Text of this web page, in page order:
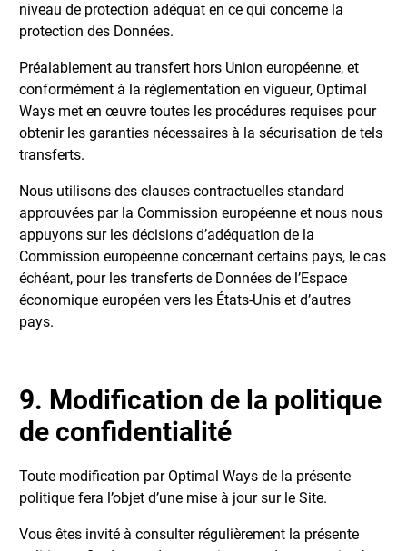
niveau de protection adéquat en ce qui concerne la
protection des Données.
Préalablement au transfert hors Union européenne, et
conformément à la réglementation en vigueur, Optimal
Ways met en œuvre toutes les procédures requises pour
obtenir les garanties nécessaires à la sécurisation de tels
transferts.
Nous utilisons des clauses contractuelles standard
approuvées par la Commission européenne et nous nous
appuyons sur les décisions d’adéquation de la
Commission européenne concernant certains pays, le cas
échéant, pour les transferts de Données de l’Espace
économique européen vers les États-Unis et d’autres
pays.
9. Modification de la politique
de confidentialité
Toute modification par Optimal Ways de la présente
politique fera l’objet d’une mise à jour sur le Site.
Vous êtes invité à consulter régulièrement la présente